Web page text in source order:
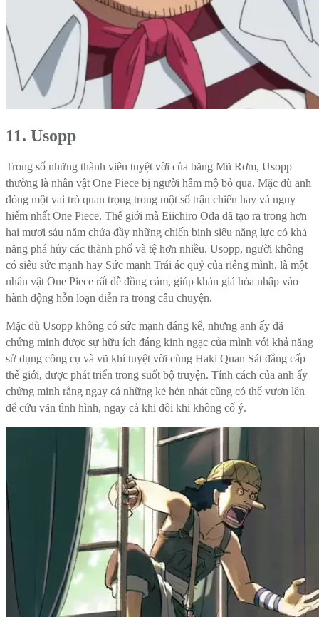
11. Usopp
Trong số những thành viên tuyệt vời của băng Mũ Rơm, Usopp
thường là nhân vật One Piece bị người hâm mộ bỏ qua. Mặc dù anh
đóng một vai trò quan trọng trong một số trận chiến hay và nguy
hiểm nhất One Piece. Thế giới mà Eiichiro Oda đã tạo ra trong hơn
hai mươi sáu năm chứa đầy những chiến binh siêu năng lực có khả
năng phá hủy các thành phố và tệ hơn nhiều. Usopp, người không
có siêu sức mạnh hay Sức mạnh Trái ác quỷ của riêng mình, là một
nhân vật One Piece rất dễ đồng cảm, giúp khán giả hòa nhập vào
hành động hỗn loạn diễn ra trong câu chuyện.
Mặc dù Usopp không có sức mạnh đáng kể, nhưng anh ấy đã
chứng minh được sự hữu ích đáng kinh ngạc của mình với khả năng
sử dụng công cụ và vũ khí tuyệt vời cùng Haki Quan Sát đẳng cấp
thế giới, được phát triển trong suốt bộ truyện. Tính cách của anh ấy
chứng minh rằng ngay cả những kẻ hèn nhát cũng có thể vươn lên
để cứu vãn tình hình, ngay cả khi đôi khi không cố ý.